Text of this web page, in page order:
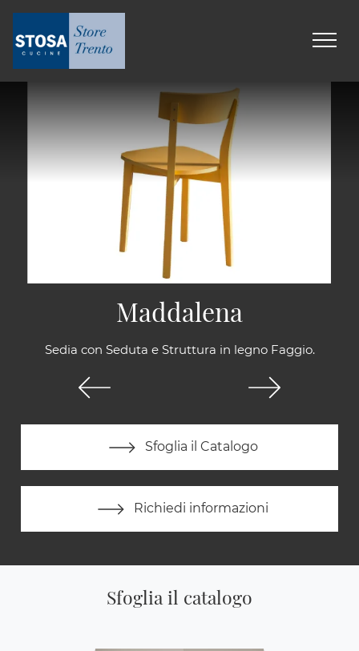
Sedia con Seduta e Struttura in legno Faggio.
Sfoglia il Catalogo
Richiedi informazioni
Maddalena
Sfoglia il catalogo